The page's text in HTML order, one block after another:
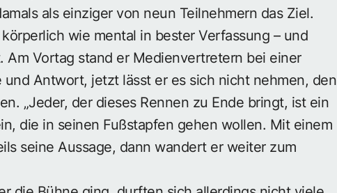
als einziger von neun Teilnehmern das Ziel.
wie mental in bester Verfassung – und
Am Vortag stand er Medienvertretern bei einer
und Antwort, jetzt lässt er es sich nicht nehmen, den
„Jeder, der dieses Rennen zu Ende bringt, ist ein
die in seinen Fußstapfen gehen wollen. Mit einem
seine Aussage, dann wandert er weiter zum